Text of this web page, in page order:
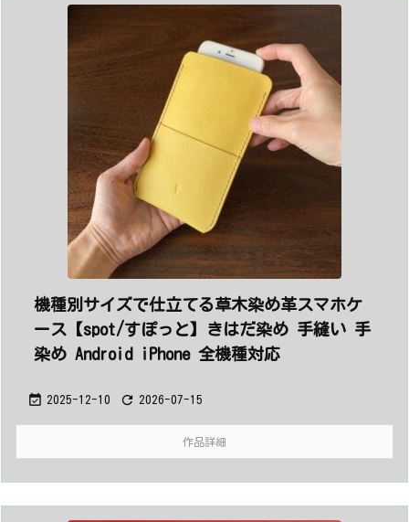
機種別サイズで仕立てる草木染め革スマホケ
ース【spot/すぽっと】きはだ染め 手縫い 手
染め Android iPhone 全機種対応
 2025-12-10  2026-07-15
作品詳細